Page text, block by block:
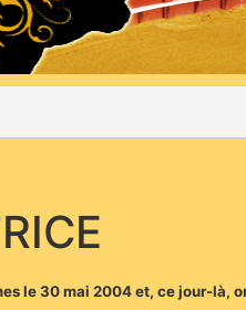
le 30 mai 2004 et, ce jour-là,